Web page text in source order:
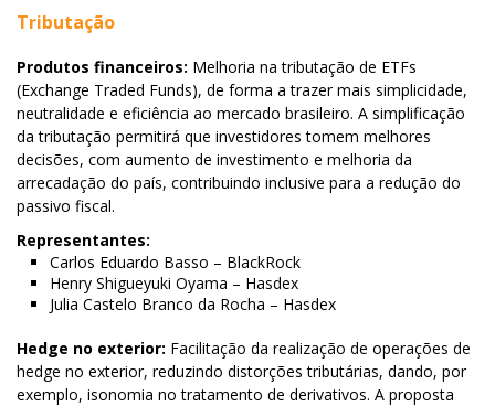
Tributação
Produtos financeiros: Melhoria na tributação de ETFs
(Exchange Traded Funds), de forma a trazer mais simplicidade,
neutralidade e eficiência ao mercado brasileiro. A simplificação
da tributação permitirá que investidores tomem melhores
decisões, com aumento de investimento e melhoria da
arrecadação do país, contribuindo inclusive para a redução do
passivo fiscal.
Representantes:
Carlos Eduardo Basso – BlackRock
Henry Shigueyuki Oyama – Hasdex
Julia Castelo Branco da Rocha – Hasdex
Hedge no exterior: Facilitação da realização de operações de
hedge no exterior, reduzindo distorções tributárias, dando, por
exemplo, isonomia no tratamento de derivativos. A proposta